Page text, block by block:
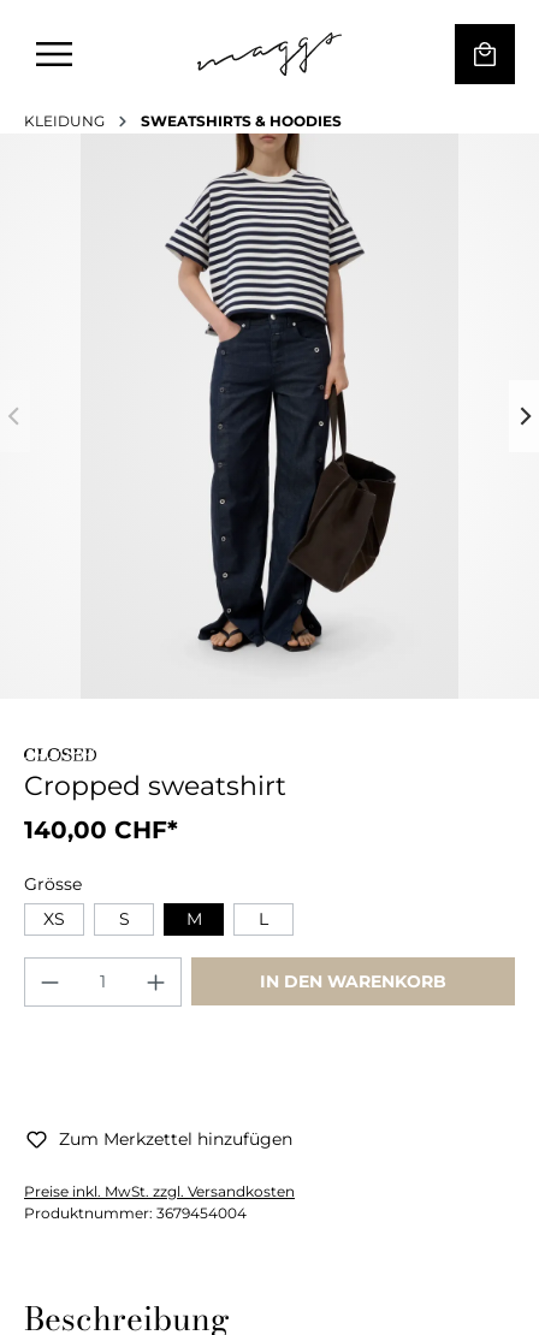
KLEIDUNG SWEATSHIRTS & HOODIES
Cropped sweatshirt
140,00 CHF*
Grösse
XS
S M L
IN DEN WARENKORB
Zum Merkzettel hinzufügen
Preise inkl. MwSt. zzgl. Versandkosten
Produktnummer: 3679454004
Beschreibung